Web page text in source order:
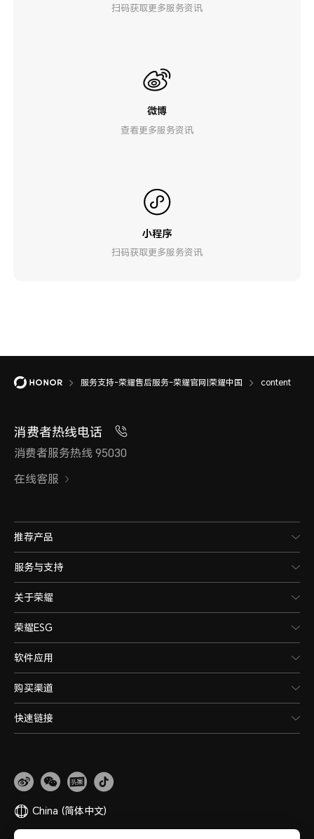
扫码获取更多服务资讯
微博
查看更多服务资讯
小程序
扫码获取更多服务资讯
服务支持-荣耀售后服务-荣耀官网|荣耀中国 content
消费者热线电话
消费者服务热线 95030
在线客服
推荐产品
服务与支持
关于荣耀
荣耀ESG
软件应用
购买渠道
快速链接
China (简体中文)